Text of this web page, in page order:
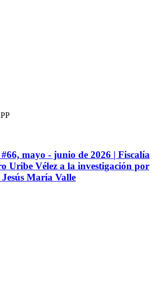
mayo - junio de 2026 | Fiscalía
Uribe Vélez a la investigación por
María Valle